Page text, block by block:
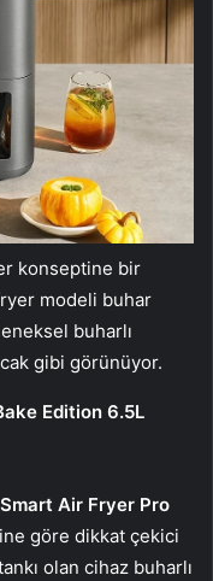
konseptine bir
modeli buhar
buharlı
gibi görünüyor.
Edition 6.5L
Air Fryer Pro
göre dikkat çekici
olan cihaz buharlı